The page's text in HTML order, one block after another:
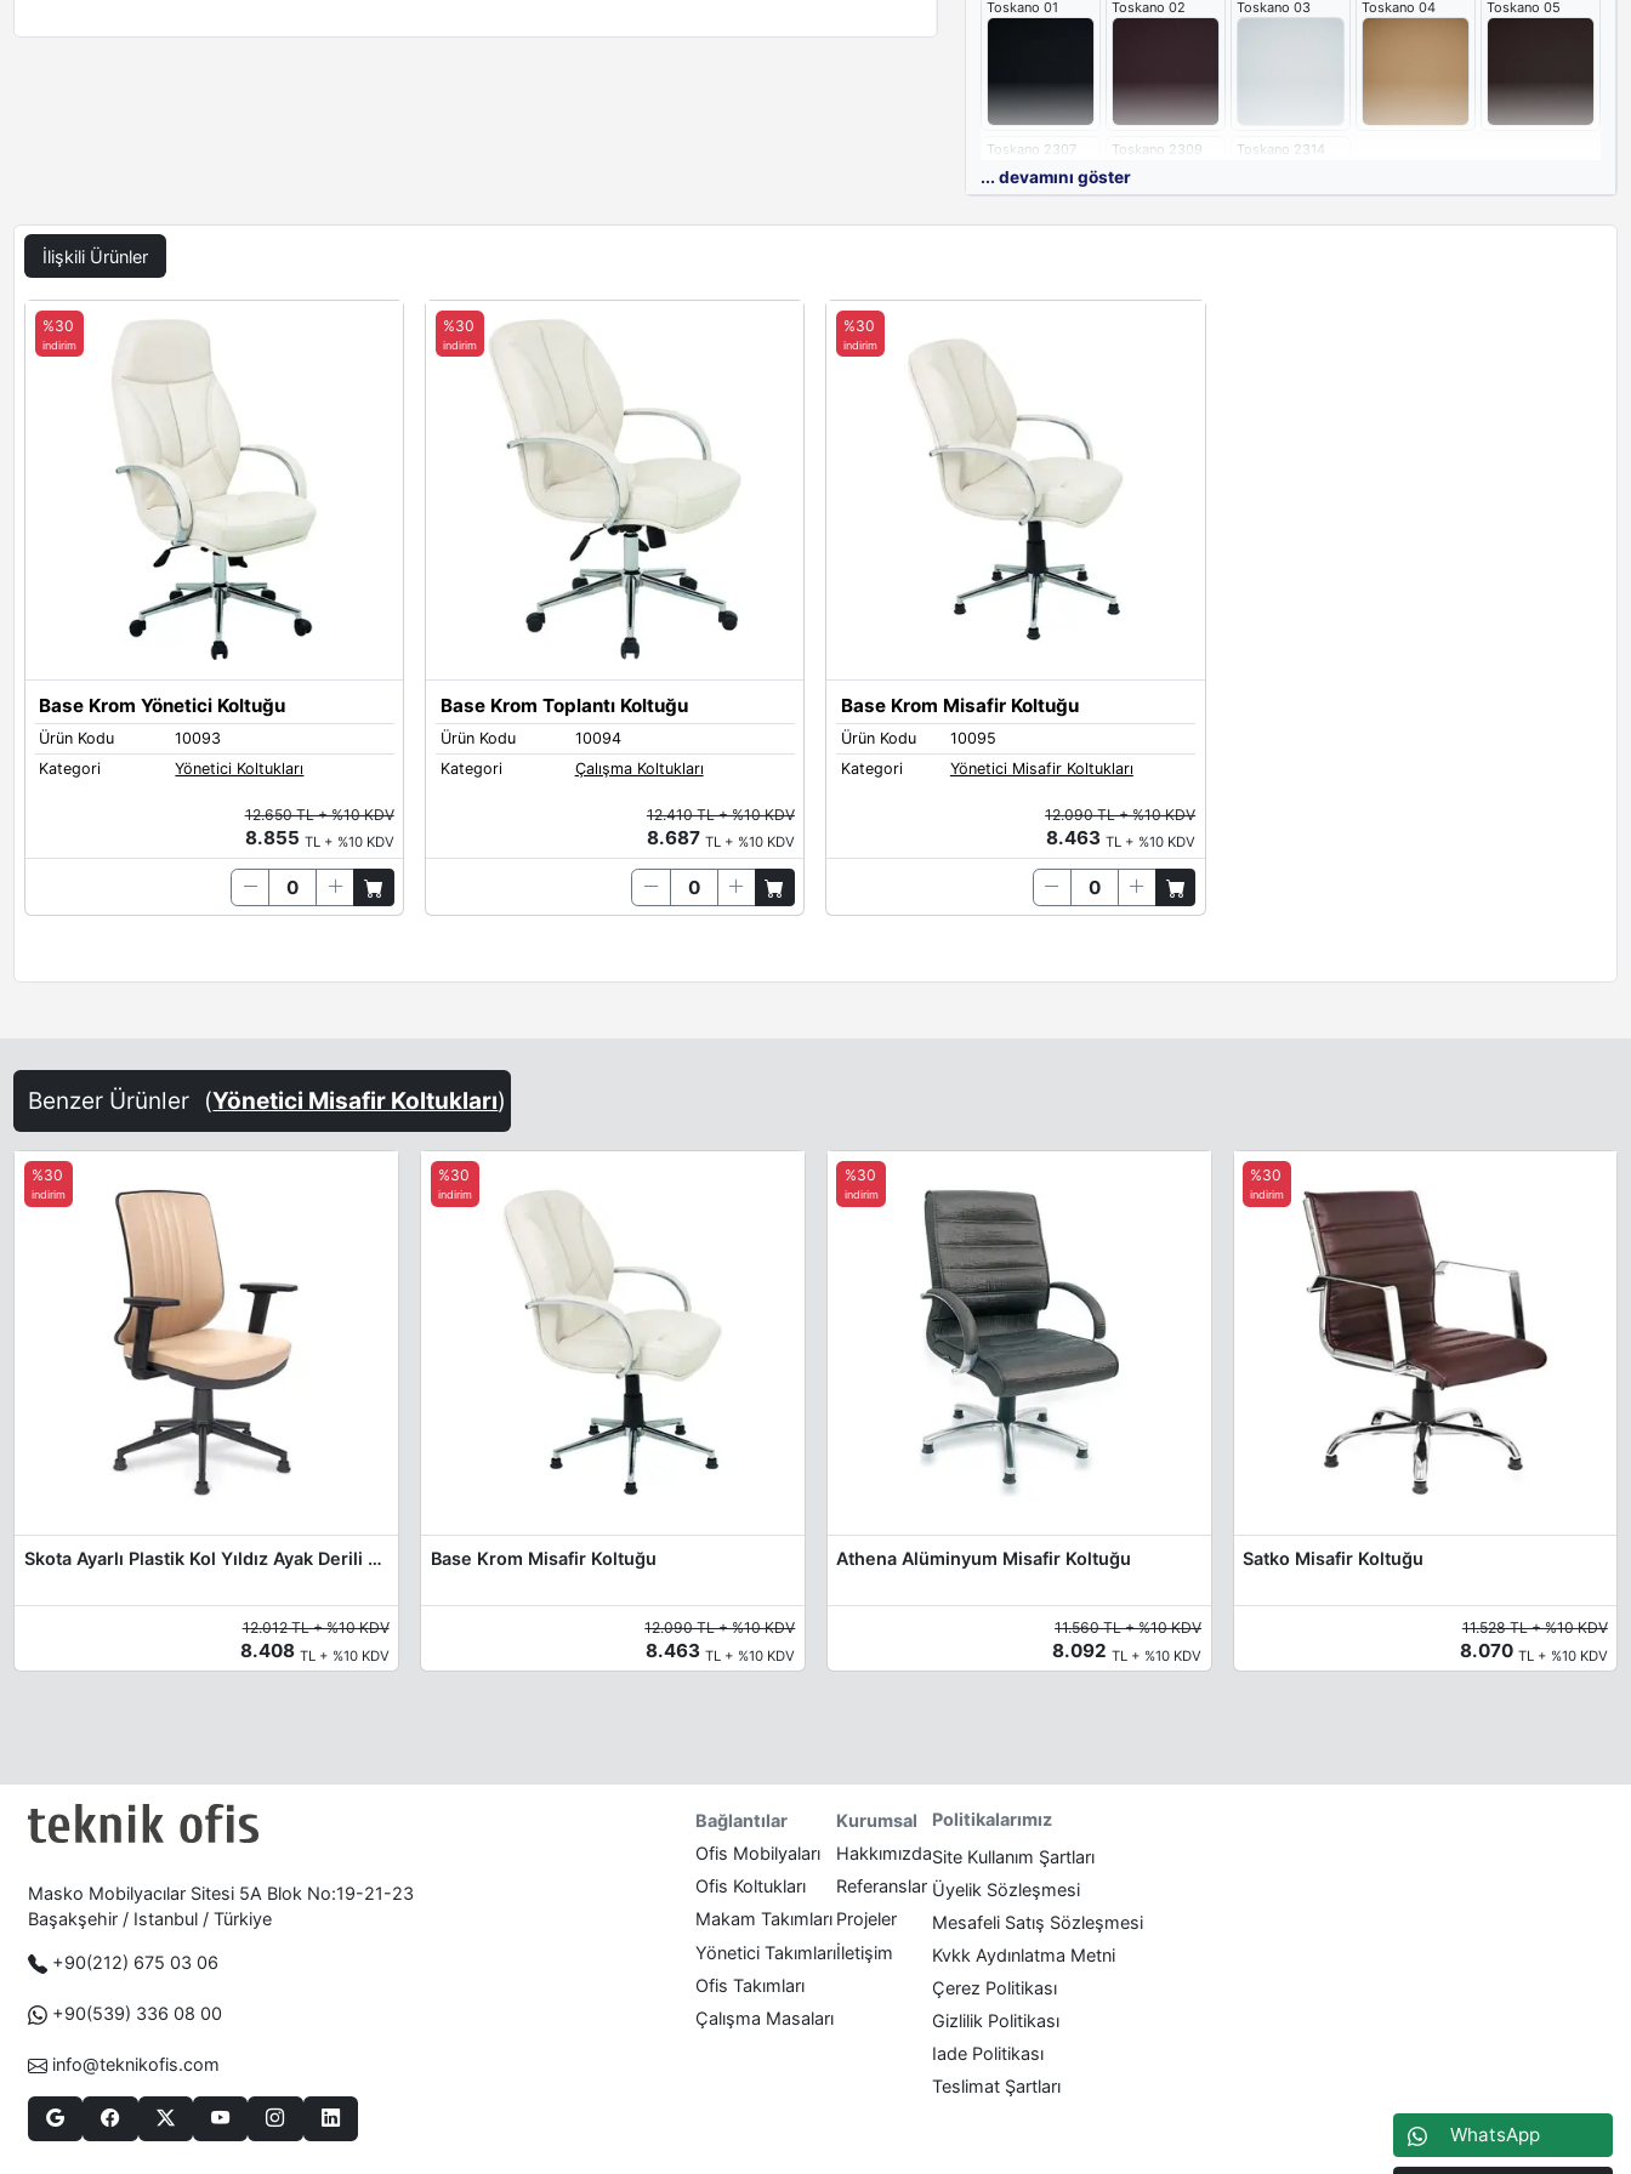
Toskano 01 Toskano 02 Toskano 03 Toskano 04 Toskano 05
Toskano 2307 Toskano 2309 Toskano 2314
... devamını göster
İlişkili Ürünler
Base Krom Yönetici Koltuğu
Ürün Kodu
10093
Kategori
Yönetici Koltukları
%30
indirim
12.650 TL + %10 KDV
8.855 TL + %10 KDV
Base Krom Toplantı Koltuğu
Ürün Kodu
10094
Kategori
Çalışma Koltukları
%30
indirim
12.410 TL + %10 KDV
8.687 TL + %10 KDV
Base Krom Misafir Koltuğu
Ürün Kodu
10095
Kategori
Yönetici Misafir Koltukları
%30
indirim
12.090 TL + %10 KDV
8.463TL + %10 KDV
Benzer Ürünler (Yönetici Misafir Koltukları)
Skota Ayarlı Plastik Kol Yıldız Ayak Derili Misafir Koltuğu
%30
indirim
12.012 TL + %10 KDV
8.408 TL + %10 KDV
Base Krom Misafir Koltuğu
%30
indirim
12.090 TL + %10 KDV
8.463TL + %10 KDV
Athena Alüminyum Misafir Koltuğu
%30
indirim
11.560 TL + %10 KDV
8.092TL + %10 KDV
Satko Misafir Koltuğu
%30
indirim
11.528 TL + %10 KDV
8.070 TL + %10 KDV
WhatsApp
Masko Mobilyacılar Sitesi 5A Blok No:19-21-23
Başakşehir / Istanbul / Türkiye
+90(212) 675 03 06
+90(539) 336 08 00
info@teknikofis.com
Bağlantılar
Ofis Mobilyaları
Ofis Koltukları
Makam Takımları
Yönetici Takımları
Ofis Takımları
Çalışma Masaları
Kurumsal
Hakkımızda
Referanslar
Projeler
İletişim
Politikalarımız
Site Kullanım Şartları
Üyelik Sözleşmesi
Mesafeli Satış Sözleşmesi
Kvkk Aydınlatma Metni
Çerez Politikası
Gizlilik Politikası
Iade Politikası
Teslimat Şartları